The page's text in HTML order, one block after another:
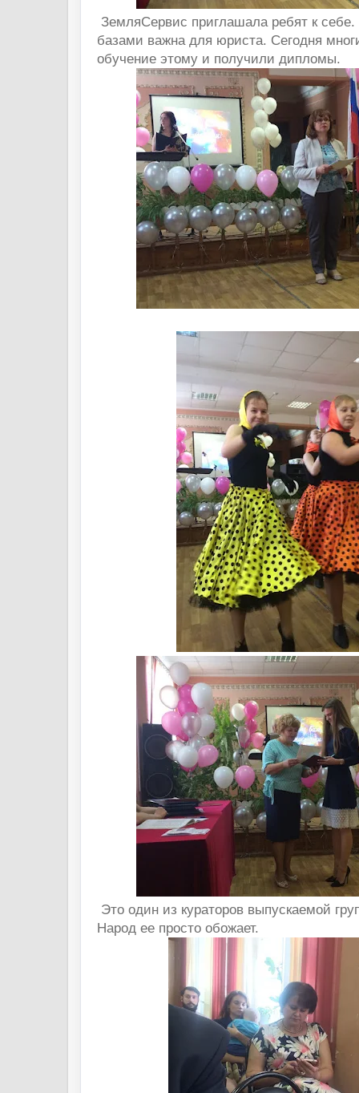
ЗемляСервис приглашала ребят к
базами важна для юриста. Сегодня
обучение этому и получили дипломы.
Это один из кураторов выпускаемой
Народ ее просто обожает.